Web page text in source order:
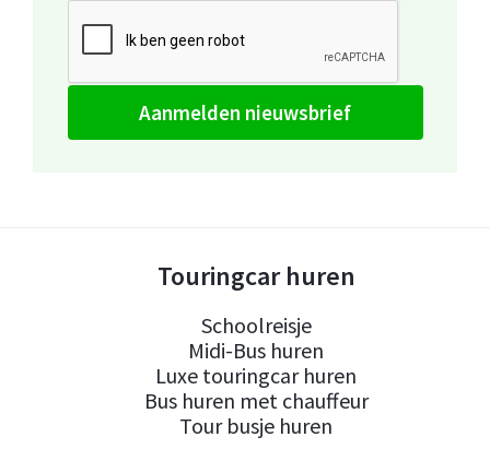
aanmelden nieuwsbrief
Touringcar huren
Schoolreisje
Midi-Bus huren
Luxe touringcar huren
Bus huren met chauffeur
Tour busje huren